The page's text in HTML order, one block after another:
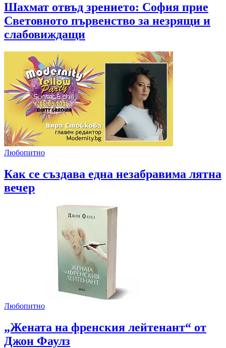
Шахмат отвъд зрението: София прие
Световното първенство за незрящи и
слабовиждащи
Любопитно
Как се създава една незабравима лятна
вечер
Любопитно
„Жената на френския лейтенант“ от
Джон Фаулз